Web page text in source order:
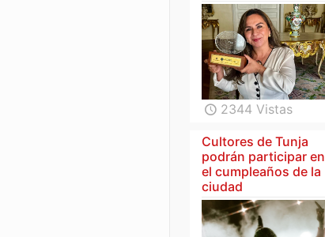
2344 Vistas
Cultores de Tunja
podrán participar en
el cumpleaños de la
ciudad